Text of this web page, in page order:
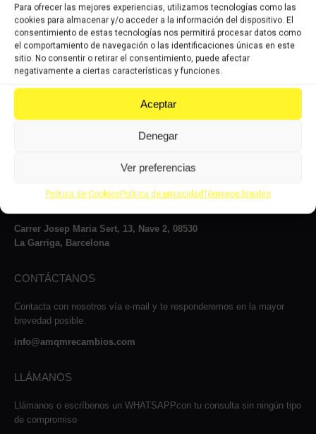
Para ofrecer las mejores experiencias, utilizamos tecnologías como las
cookies para almacenar y/o acceder a la información del dispositivo. El
consentimiento de estas tecnologías nos permitirá procesar datos como
el comportamiento de navegación o las identificaciones únicas en este
sitio. No consentir o retirar el consentimiento, puede afectar
negativamente a ciertas características y funciones.
Aceptar
Denegar
Ver preferencias
Política de CookiesPolítica de privacidadTérminos legales
incluido
Comprar
Comprar
a jueves, de 8 a 14:00h y de 15 a 17:00h, viernes de 8:00 a 14:00 y
Carrer Josep Maria Sert, 13, Nave 2, 08530
La Garriga, Barcelona
CONTÁCTANOS
Contacta con nosotros vía e-mail y te responderemos en la mayor
brevedad posible.
info@amqmrecambios.com
LLÁMANOS
Llámanos o escríbenos un WHATSAPPcon tu consulta sin ningún tipo
de compromiso